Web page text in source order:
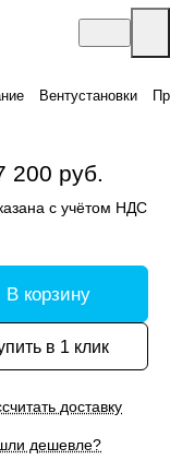
Вентустановки
200 руб.
с учётом НДС
В корзину
в 1 клик
доставку
дешевле?